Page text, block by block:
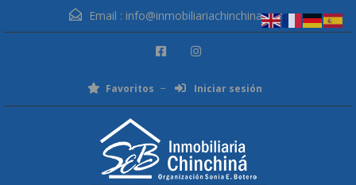
Email : info@inmobiliariachinchina.com
Favoritos Iniciar sesión